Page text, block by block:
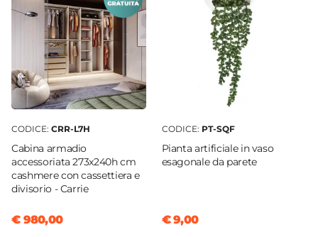
CODICE: CRR-L7H
Cabina armadio
accessoriata 273x240h cm
cashmere con cassettiera e
divisorio - Carrie
€ 980,00
CODICE: PT-SQF
Pianta artificiale in vaso
esagonale da parete
€ 9,00